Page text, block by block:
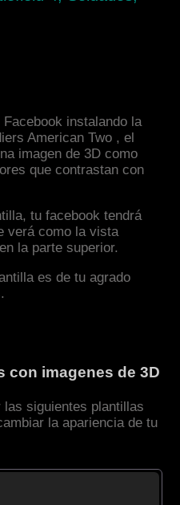
instalando la
American Two , el
imagen de 3D como
que contrastan con
tu facebook tendrá
verá como la vista
la parte superior.
es de tu agrado
con imagenes de 3D
las siguientes plantillas
la apariencia de tu